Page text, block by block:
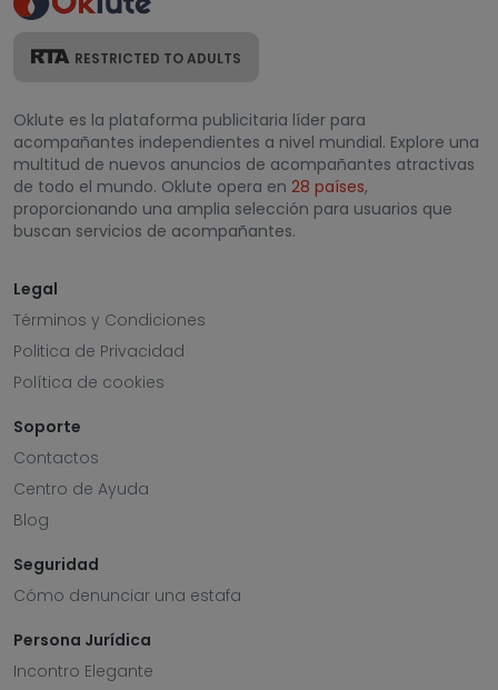
RESTRICTED TO ADULTS
Oklute es la plataforma publicitaria líder para
acompañantes independientes a nivel mundial. Explore una
multitud de nuevos anuncios de acompañantes atractivas
de todo el mundo. Oklute opera en 28 países,
proporcionando una amplia selección para usuarios que
buscan servicios de acompañantes.
Legal
Términos y Condiciones
Politica de Privacidad
Política de cookies
Soporte
Contactos
Centro de Ayuda
Blog
Seguridad
Cómo denunciar una estafa
Persona Jurídica
Incontro Elegante